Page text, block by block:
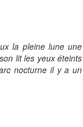
la pleine lune une
lit les yeux éteints
nocturne il y a un